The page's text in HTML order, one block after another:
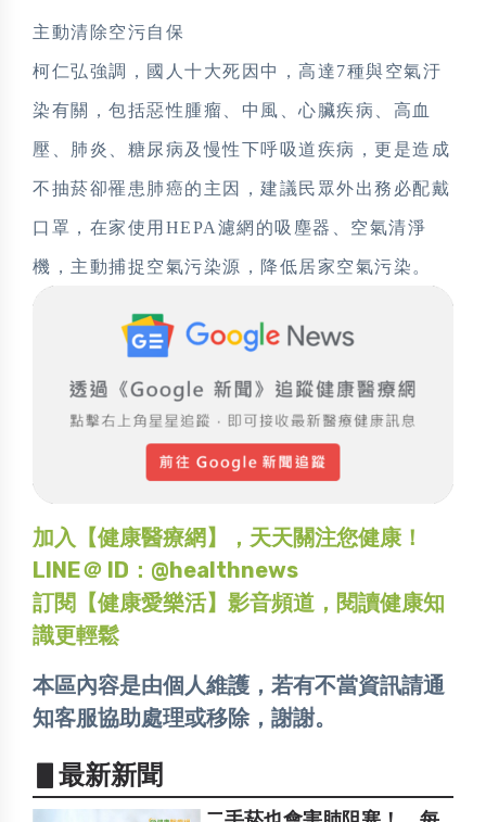
主動清除空污自保
柯仁弘強調，國人十大死因中，高達7種與空氣汙
染有關，包括惡性腫瘤、中風、心臟疾病、高血
壓、肺炎、糖尿病及慢性下呼吸道疾病，更是造成
不抽菸卻罹患肺癌的主因，建議民眾外出務必配戴
口罩，在家使用HEPA濾網的吸塵器、空氣清淨
機，主動捕捉空氣污染源，降低居家空氣污染。
加入【健康醫療網】，天天關注您健康！
LINE＠ ID：@healthnews
訂閱【健康愛樂活】影音頻道，閱讀健康知
識更輕鬆
本區內容是由個人維護，若有不當資訊請通
知客服協助處理或移除，謝謝。
▋最新新聞